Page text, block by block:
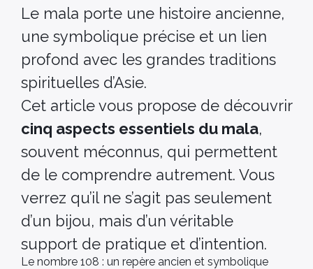
Le mala porte une histoire ancienne,
une symbolique précise et un lien
profond avec les grandes traditions
spirituelles d’Asie.
Cet article vous propose de découvrir
cinq aspects essentiels du mala,
souvent méconnus, qui permettent
de le comprendre autrement. Vous
verrez qu’il ne s’agit pas seulement
d’un bijou, mais d’un véritable
support de pratique et d’intention.
Le nombre 108 : un repère ancien et symbolique